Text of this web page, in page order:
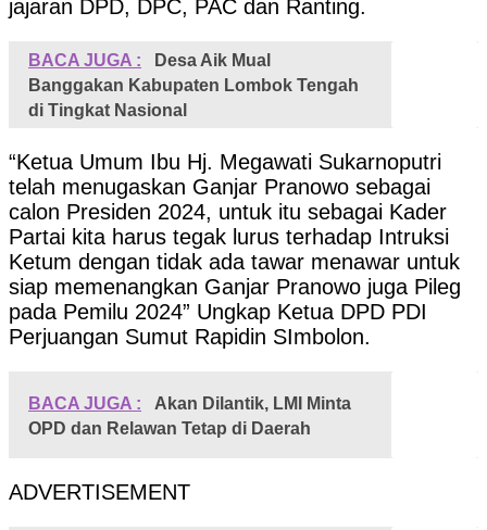
jajaran DPD, DPC, PAC dan Ranting.
BACA JUGA :
Desa Aik Mual
Banggakan Kabupaten Lombok Tengah
di Tingkat Nasional
“Ketua Umum Ibu Hj. Megawati Sukarnoputri
telah menugaskan Ganjar Pranowo sebagai
calon Presiden 2024, untuk itu sebagai Kader
Partai kita harus tegak lurus terhadap Intruksi
Ketum dengan tidak ada tawar menawar untuk
siap memenangkan Ganjar Pranowo juga Pileg
pada Pemilu 2024” Ungkap Ketua DPD PDI
Perjuangan Sumut Rapidin SImbolon.
BACA JUGA :
Akan Dilantik, LMI Minta
OPD dan Relawan Tetap di Daerah
ADVERTISEMENT